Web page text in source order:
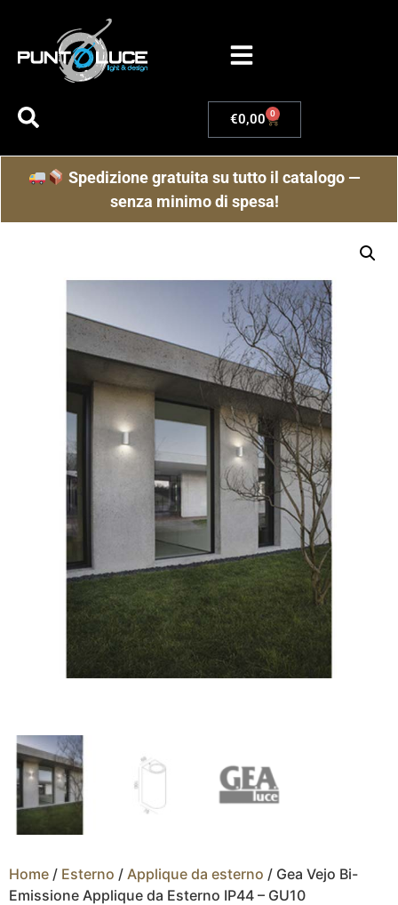
€0,00 0
Spedizione gratuita su tutto il catalogo —
senza minimo di spesa!
Home / Esterno / Applique da esterno / Gea Vejo Bi-
Emissione Applique da Esterno IP44 – GU10